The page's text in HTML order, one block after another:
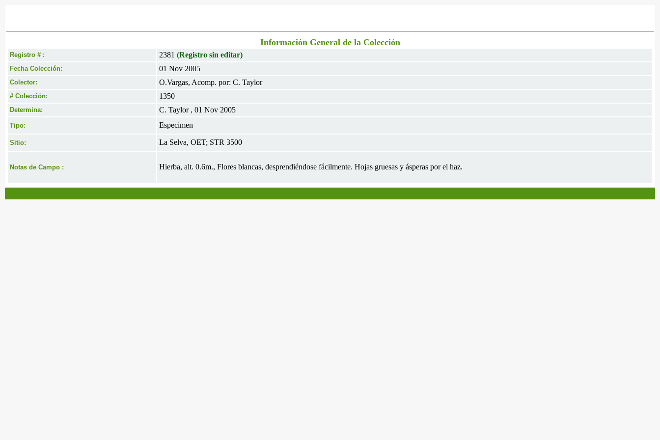
Información General de la Colección
Registro # : 2381 (Registro sin editar)
Fecha Colección: 01 Nov 2005
Colector: O.Vargas, Acomp. por: C. Taylor
# Colección: 1350
Determina: C. Taylor , 01 Nov 2005
Tipo: Especimen
Sitio: La Selva, OET; STR 3500
Notas de Campo : Hierba, alt. 0.6m., Flores blancas, desprendiéndose fácilmente. Hojas gruesas y ásperas por el haz.